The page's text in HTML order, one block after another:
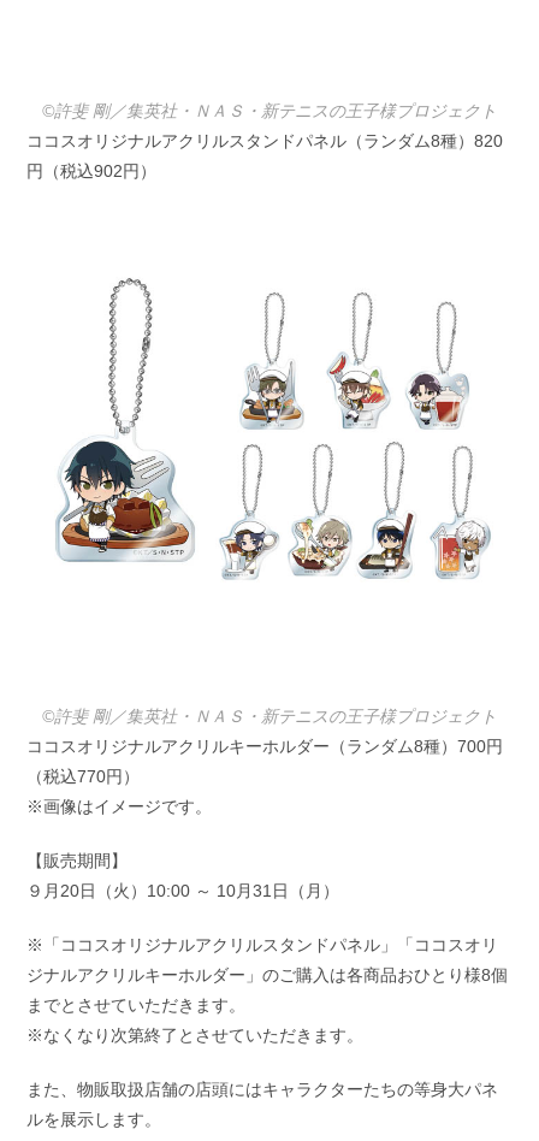
©許斐 剛／集英社・ＮＡＳ・新テニスの王子様プロジェクト
ココスオリジナルアクリルスタンドパネル（ランダム8種）820
円（税込902円）
©許斐 剛／集英社・ＮＡＳ・新テニスの王子様プロジェクト
ココスオリジナルアクリルキーホルダー（ランダム8種）700円
（税込770円）
※画像はイメージです。
【販売期間】
９月20日（火）10:00 ～ 10月31日（月）
※「ココスオリジナルアクリルスタンドパネル」「ココスオリ
ジナルアクリルキーホルダー」のご購入は各商品おひとり様8個
までとさせていただきます。
※なくなり次第終了とさせていただきます。
また、物販取扱店舗の店頭にはキャラクターたちの等身大パネ
ルを展示します。